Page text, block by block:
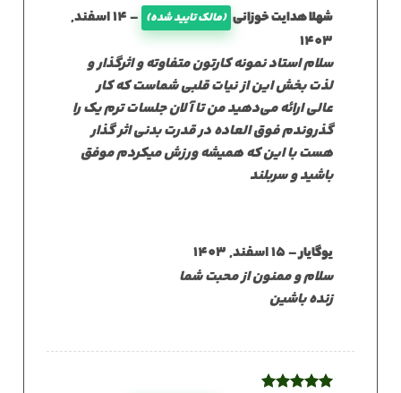
شهلا هدایت خوزانی (مالک تایید شده) –
14 اسفند,
1403
سلام استاد نمونه کارتون متفاوته و اثرگذار و
لذت بخش این از نیات قلبی شماست که کار
عالی ارائه می‌دهید من تا آلان جلسات ترم یک را
گذروندم فوق العاده در قدرت بدنی اثر گذار
هست با این که همیشه ورزش میکردم موفق
باشید و سربلند
یوگایار–15 اسفند, 1403
سلام و ممنون از محبت شما
زنده باشین